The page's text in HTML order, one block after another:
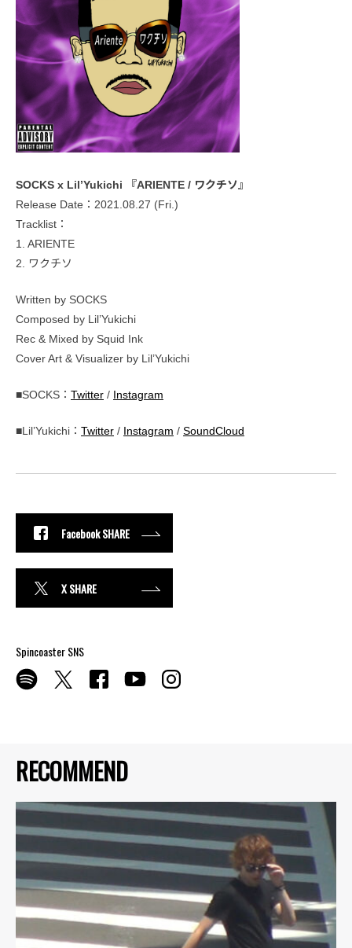
RECOMMEND
SOCKS x Lil’Yukichi 『ARIENTE / ワクチソ』
Release Date：2021.08.27 (Fri.)
Tracklist：
1. ARIENTE
2. ワクチソ
Written by SOCKS
Composed by Lil’Yukichi
Rec & Mixed by Squid Ink
Cover Art & Visualizer by Lil’Yukichi
■SOCKS： Twitter / Instagram
■Lil’Yukichi： Twitter / Instagram / SoundCloud
Facebook SHARE
X SHARE
Spincoaster SNS